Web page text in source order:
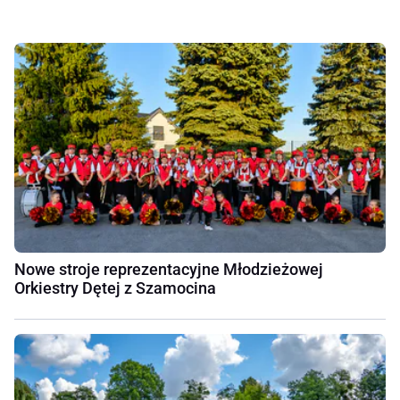
Nowe stroje reprezentacyjne Młodzieżowej
Orkiestry Dętej z Szamocina